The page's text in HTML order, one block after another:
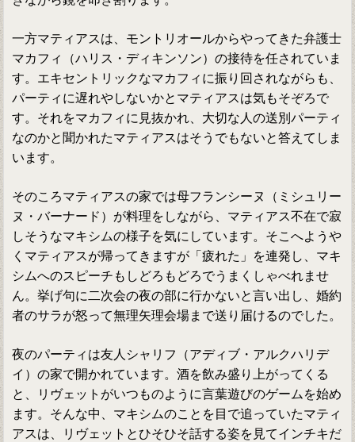
一方マティアスは、モントリオールからやってきた弁護士
マカフィ（ハリス・ディキンソン）の接待を任されていま
す。エキセントリックなマカフィに振り回されながらも、
パーティに遅れやしないかとマティアスは気もそぞろで
す。それをマカフィに見抜かれ、大切な人の送別パーティ
なのかと聞かれたマティアスはそうでもないと答えてしま
います。
そのころマティアスの家では母フランシーヌ（ミシュリー
ヌ・バーナード）が料理をしながら、マティアス不在で寂
しそうなマキシムの様子を気にしています。そこへようや
くマティアスが帰ってきますが「疲れた」を連発し、マキ
シムへのスピーチもしどろもどろでうまくしゃべれませ
ん。挙げ句に二次会の夜の部に行かないと言い出し、婚約
者のサラが怒って無理矢理会場まで送り届けるのでした。
夜のパーティは友人シャリフ（アディブ・アルクハリデ
イ）の家で開かれています。酒を飲み盛り上がってくる
と、リヴェットがいつものように言葉遊びのゲームを始め
ます。そんな中、マキシムのことを目で追っていたマティ
アスは、リヴェットとひそひそ話する姿を見てインチキだ